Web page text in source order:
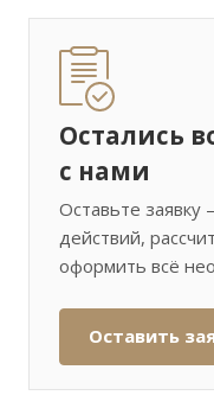
Остались
с нами
Оставьте
действий,
оформить всё
Оставить